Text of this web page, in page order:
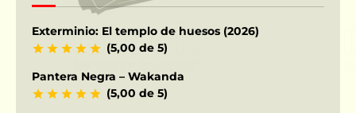
Exterminio: El templo de huesos (2026)
(5,00 de 5)
Pantera Negra – Wakanda
(5,00 de 5)